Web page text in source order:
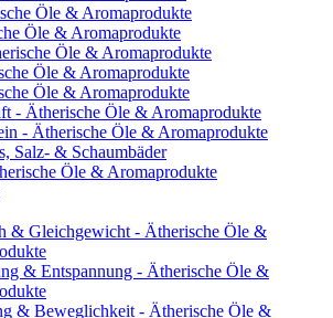
Öle & Aromaprodukte
Öle & Aromaprodukte
Öle & Aromaprodukte
Öle & Aromaprodukte
Öle & Aromaprodukte
- Ätherische Öle & Aromaprodukte
- Ätherische Öle & Aromaprodukte
Salz- & Schaumbäder
Öle & Aromaprodukte
& Gleichgewicht - Ätherische Öle &
& Entspannung - Ätherische Öle &
& Beweglichkeit - Ätherische Öle &